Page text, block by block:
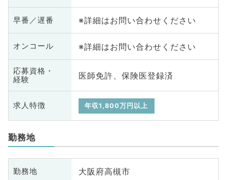
早番／遅番 ※詳細はお問い合わせください
オンコール ※詳細はお問い合わせください
応募資格・
経験
医師免許、保険医登録済
求人特徴 年収1,800万円以上
勤務地
勤務地 大阪府高槻市